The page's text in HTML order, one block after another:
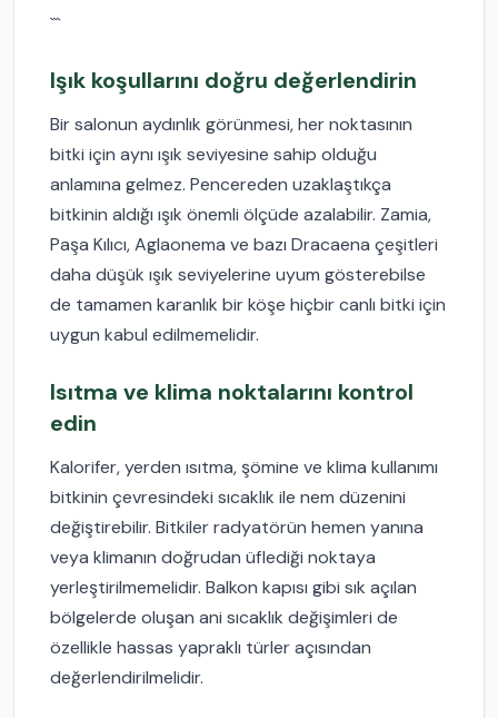
```
Işık koşullarını doğru değerlendirin
Bir salonun aydınlık görünmesi, her noktasının
bitki için aynı ışık seviyesine sahip olduğu
anlamına gelmez. Pencereden uzaklaştıkça
bitkinin aldığı ışık önemli ölçüde azalabilir. Zamia,
Paşa Kılıcı, Aglaonema ve bazı Dracaena çeşitleri
daha düşük ışık seviyelerine uyum gösterebilse
de tamamen karanlık bir köşe hiçbir canlı bitki için
uygun kabul edilmemelidir.
Isıtma ve klima noktalarını kontrol
edin
Kalorifer, yerden ısıtma, şömine ve klima kullanımı
bitkinin çevresindeki sıcaklık ile nem düzenini
değiştirebilir. Bitkiler radyatörün hemen yanına
veya klimanın doğrudan üflediği noktaya
yerleştirilmemelidir. Balkon kapısı gibi sık açılan
bölgelerde oluşan ani sıcaklık değişimleri de
özellikle hassas yapraklı türler açısından
değerlendirilmelidir.